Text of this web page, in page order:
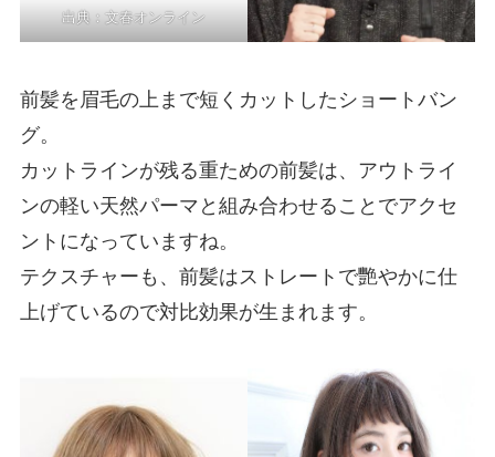
出典： 文春オンライン
前髪を眉毛の上まで短くカットしたショートバン
グ。
カットラインが残る重ための前髪は、アウトライ
ンの軽い天然パーマと組み合わせることでアクセ
ントになっていますね。
テクスチャーも、前髪はストレートで艷やかに仕
上げているので対比効果が生まれます。